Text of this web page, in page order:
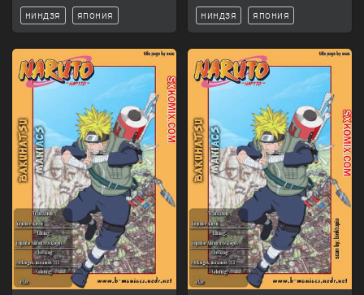
ниндзя япония ниндзя япония